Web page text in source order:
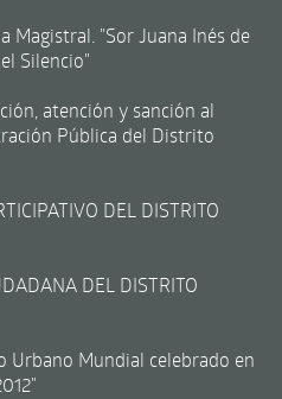
Magistral. "Sor Juana Inés de
Silencio"
atención y sanción al
Pública del Distrito
DEL DISTRITO
DEL DISTRITO
Urbano Mundial celebrado en